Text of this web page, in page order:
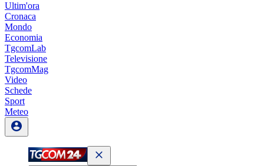
Ultim'ora
Cronaca
Mondo
Economia
TgcomLab
Televisione
TgcomMag
Video
Schede
Sport
Meteo